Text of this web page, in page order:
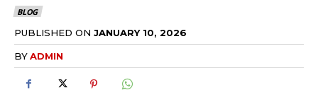
BLOG
PUBLISHED ON JANUARY 10, 2026
BYADMIN